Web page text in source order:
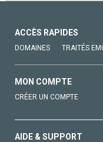
ACCÈS RAPIDES
DOMAINES TRAITÉS
MON COMPTE
CRÉER UN COMPTE
AIDE & SUPPORT